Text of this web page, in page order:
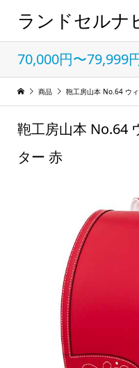
ランドセルナ
70,000円〜79,999
商品 鞄工房山本 No.64 ウ
鞄工房山本 No.64
ター 赤